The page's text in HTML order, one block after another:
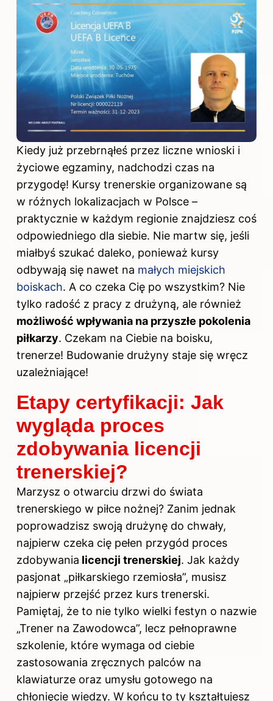
Kiedy już przebrnąłeś przez liczne wnioski i
życiowe egzaminy, nadchodzi czas na
przygodę! Kursy trenerskie organizowane są
w różnych lokalizacjach w Polsce –
praktycznie w każdym regionie znajdziesz coś
odpowiedniego dla siebie. Nie martw się, jeśli
miałbyś szukać daleko, ponieważ kursy
odbywają się nawet na małych miejskich
boiskach. A co czeka Cię po wszystkim? Nie
tylko radość z pracy z drużyną, ale również
możliwość wpływania na przyszłe pokolenia
piłkarzy. Czekam na Ciebie na boisku,
trenerze! Budowanie drużyny staje się wręcz
uzależniające!
Etapy certyfikacji: Jak
wygląda proces
zdobywania licencji
trenerskiej?
Marzysz o otwarciu drzwi do świata
trenerskiego w piłce nożnej? Zanim jednak
poprowadzisz swoją drużynę do chwały,
najpierw czeka cię pełen przygód proces
zdobywania licencji trenerskiej. Jak każdy
pasjonat „piłkarskiego rzemiosła”, musisz
najpierw przejść przez kurs trenerski.
Pamiętaj, że to nie tylko wielki festyn o nazwie
„Trener na Zawodowca”, lecz pełnoprawne
szkolenie, które wymaga od ciebie
zastosowania zręcznych palców na
klawiaturze oraz umysłu gotowego na
chłonięcie wiedzy. W końcu to ty kształtujesz